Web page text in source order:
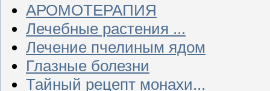
АРОМОТЕРАПИЯ
Лечебные растения ...
Лечение пчелиным ядом
Глазные болезни
Тайный рецепт монахи...